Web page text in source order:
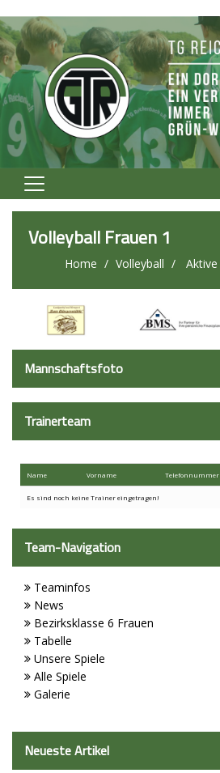
Home
Volleyball
Tennis
Sport - Kids
Sport - Frauen
Sport - Männer
Trainingszeiten
Spielstätten
Kontaktformular
Vorstand
Volleyball Frauen 1
Home Volleyball Aktive
Mannschaftsfoto
Trainerteam
Name Vorname Telefon​nummer
Es sind noch keine Trainer eingetragen!
Team-Navigation
Teaminfos
News
Bezirksklasse 6 Frauen
Tabelle
Unsere Spiele
Alle Spiele
Galerie
Neueste Artikel